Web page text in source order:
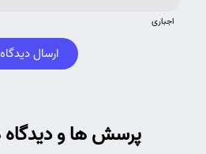
اجباری
ارسال دیدگاه
پرسش ها و دیدگاه